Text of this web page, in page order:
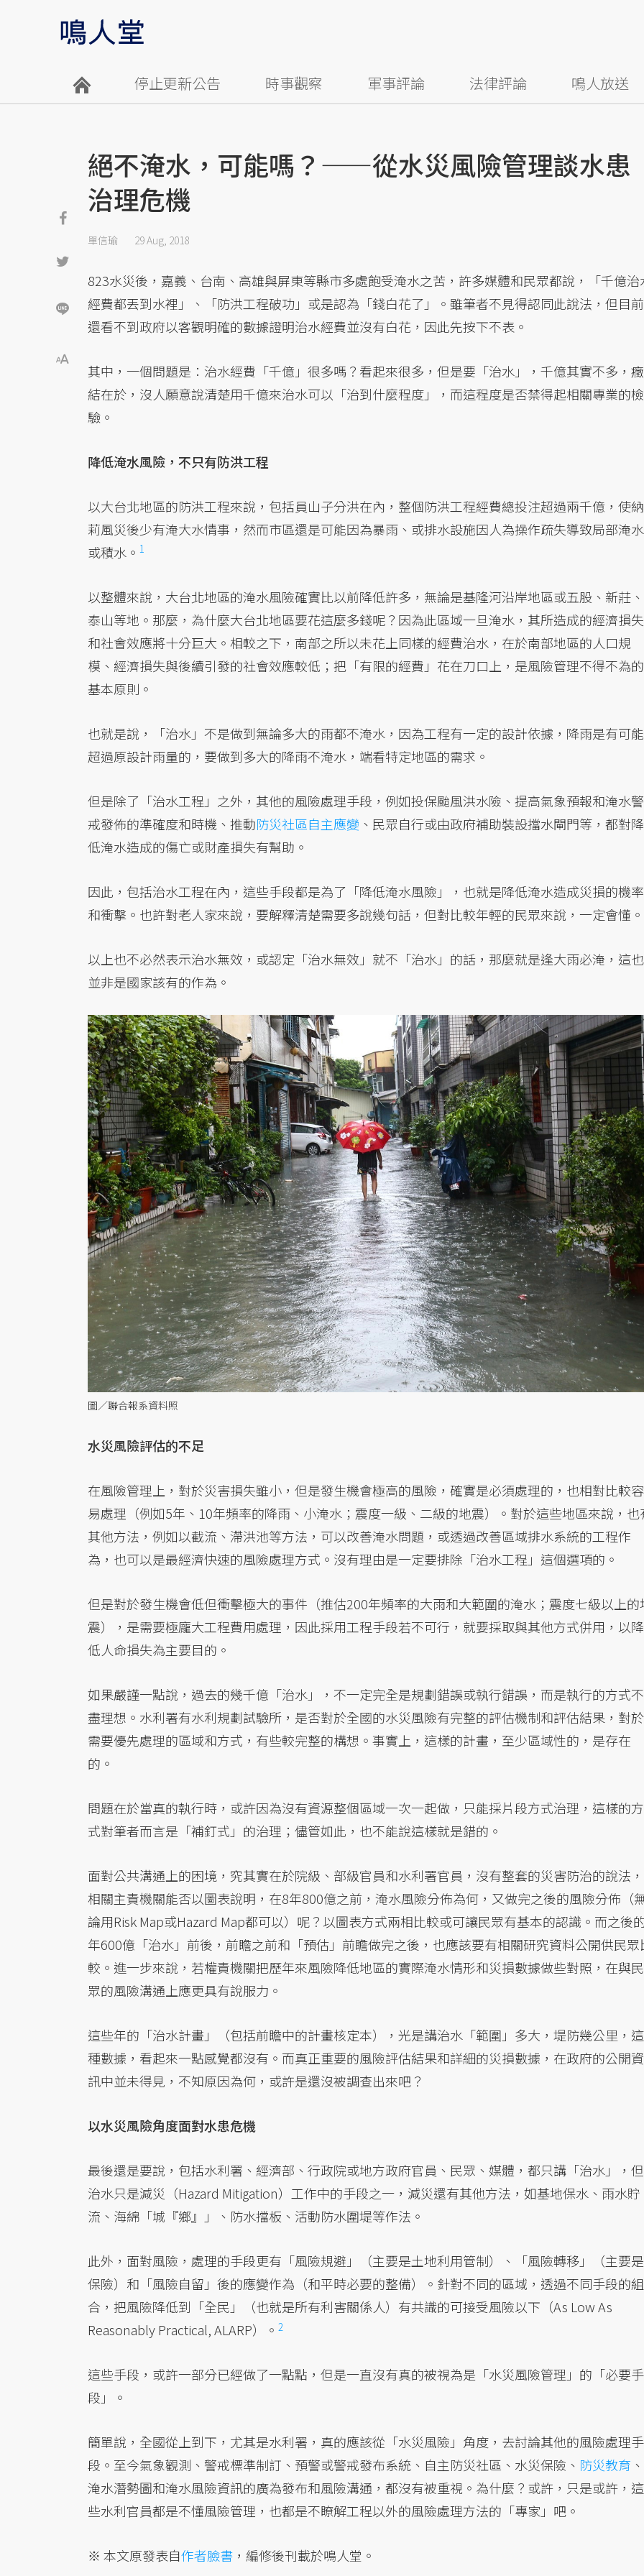
停止更新公告 時事觀察 軍事評論 法律評論 鳴人放送
絕不淹水，可能嗎？——從水災風險管理談水患
治理危機
單信瑜 29 Aug, 2018
823水災後，嘉義、台南、高雄與屏東等縣市多處飽受淹水之苦，許多媒體和民眾都說，「千億治
經費都丟到水裡」、「防洪工程破功」或是認為「錢白花了」。雖筆者不見得認同此說法，但目前
還看不到政府以客觀明確的數據證明治水經費並沒有白花，因此先按下不表。
其中，一個問題是：治水經費「千億」很多嗎？看起來很多，但是要「治水」，千億其實不多，癥
結在於，沒人願意說清楚用千億來治水可以「治到什麼程度」，而這程度是否禁得起相關專業的檢
驗。
降低淹水風險，不只有防洪工程
以大台北地區的防洪工程來說，包括員山子分洪在內，整個防洪工程經費總投注超過兩千億，使納
莉風災後少有淹大水情事，然而市區還是可能因為暴雨、或排水設施因人為操作疏失導致局部淹水
或積水。 1
以整體來說，大台北地區的淹水風險確實比以前降低許多，無論是基隆河沿岸地區或五股、新莊、
泰山等地。那麼，為什麼大台北地區要花這麼多錢呢？因為此區域一旦淹水，其所造成的經濟損失
和社會效應將十分巨大。相較之下，南部之所以未花上同樣的經費治水，在於南部地區的人口規
模、經濟損失與後續引發的社會效應較低；把「有限的經費」花在刀口上，是風險管理不得不為的
基本原則。
也就是說，「治水」不是做到無論多大的雨都不淹水，因為工程有一定的設計依據，降雨是有可能
超過原設計雨量的，要做到多大的降雨不淹水，端看特定地區的需求。
但是除了「治水工程」之外，其他的風險處理手段，例如投保颱風洪水險、提高氣象預報和淹水警
戒發佈的準確度和時機、推動防災社區自主應變 、民眾自行或由政府補助裝設擋水閘門等，都對降
低淹水造成的傷亡或財產損失有幫助。
因此，包括治水工程在內，這些手段都是為了「降低淹水風險」，也就是降低淹水造成災損的機率
和衝擊。也許對老人家來說，要解釋清楚需要多說幾句話，但對比較年輕的民眾來說，一定會懂。
以上也不必然表示治水無效，或認定「治水無效」就不「治水」的話，那麼就是逢大雨必淹，這也
並非是國家該有的作為。
圖／聯合報系資料照
水災風險評估的不足
在風險管理上，對於災害損失雖小，但是發生機會極高的風險，確實是必須處理的，也相對比較容
易處理（例如5年、10年頻率的降雨、小淹水；震度一級、二級的地震）。對於這些地區來說，也
其他方法，例如以截流、滯洪池等方法，可以改善淹水問題，或透過改善區域排水系統的工程作
為，也可以是最經濟快速的風險處理方式。沒有理由是一定要排除「治水工程」這個選項的。
但是對於發生機會低但衝擊極大的事件（推估200年頻率的大雨和大範圍的淹水；震度七級以上的
震），是需要極龐大工程費用處理，因此採用工程手段若不可行，就要採取與其他方式併用，以降
低人命損失為主要目的。
如果嚴謹一點說，過去的幾千億「治水」，不一定完全是規劃錯誤或執行錯誤，而是執行的方式不
盡理想。水利署有水利規劃試驗所，是否對於全國的水災風險有完整的評估機制和評估結果，對於
需要優先處理的區域和方式，有些較完整的構想。事實上，這樣的計畫，至少區域性的，是存在
的。
問題在於當真的執行時，或許因為沒有資源整個區域一次一起做，只能採片段方式治理，這樣的方
式對筆者而言是「補釘式」的治理；儘管如此，也不能說這樣就是錯的。
面對公共溝通上的困境，究其實在於院級、部級官員和水利署官員，沒有整套的災害防治的說法，
相關主責機關能否以圖表說明，在8年800億之前，淹水風險分佈為何，又做完之後的風險分佈（
論用Risk Map或Hazard Map都可以）呢？以圖表方式兩相比較或可讓民眾有基本的認識。而之後
年600億「治水」前後，前瞻之前和「預估」前瞻做完之後，也應該要有相關研究資料公開供民眾
較。進一步來說，若權責機關把歷年來風險降低地區的實際淹水情形和災損數據做些對照，在與民
眾的風險溝通上應更具有說服力。
這些年的「治水計畫」（包括前瞻中的計畫核定本），光是講治水「範圍」多大，堤防幾公里，這
種數據，看起來一點感覺都沒有。而真正重要的風險評估結果和詳細的災損數據，在政府的公開資
訊中並未得見，不知原因為何，或許是還沒被調查出來吧？
以水災風險角度面對水患危機
最後還是要說，包括水利署、經濟部、行政院或地方政府官員、民眾、媒體，都只講「治水」，但
治水只是減災（Hazard Mitigation）工作中的手段之一，減災還有其他方法，如基地保水、雨水貯
流、海綿「城『鄉』」、防水擋板、活動防水圍堤等作法。
此外，面對風險，處理的手段更有「風險規避」（主要是土地利用管制）、「風險轉移」（主要是
保險）和「風險自留」後的應變作為（和平時必要的整備）。針對不同的區域，透過不同手段的組
合，把風險降低到「全民」（也就是所有利害關係人）有共識的可接受風險以下（As Low As
Reasonably Practical, ALARP）。 2
這些手段，或許一部分已經做了一點點，但是一直沒有真的被視為是「水災風險管理」的「必要手
段」。
簡單說，全國從上到下，尤其是水利署，真的應該從「水災風險」角度，去討論其他的風險處理手
段。至今氣象觀測、警戒標準制訂、預警或警戒發布系統、自主防災社區、水災保險、 防災教育 、
淹水潛勢圖和淹水風險資訊的廣為發布和風險溝通，都沒有被重視。為什麼？或許，只是或許，這
些水利官員都是不懂風險管理，也都是不瞭解工程以外的風險處理方法的「專家」吧。
※ 本文原發表自作者臉書 ，編修後刊載於鳴人堂。